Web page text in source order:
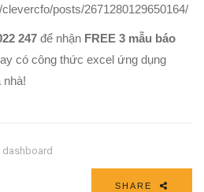
posts/2671280129650164/
247 để nhận FREE 3 mẫu báo
có công thức excel ứng dụng
nhà!
dashboard
SHARE